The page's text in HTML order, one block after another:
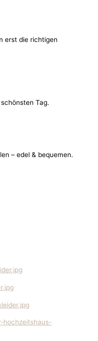
erst die richtigen
Tag.
– edel & bequemen.